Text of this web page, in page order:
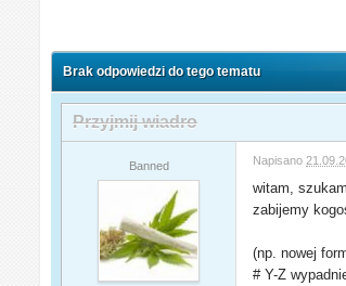
Brak odpowiedzi do tego tematu
Przyjmij wiadro
Banned Napisano
witam,
zabijemy
(np. nowej
# Y-Z